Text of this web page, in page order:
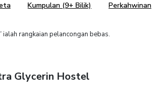
Kumpulan (9+ Bilik) Perkahwinan
ialah rangkaian pelancongan bebas.
Glycerin Hostel